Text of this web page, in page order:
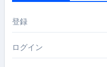
登録
ログイン